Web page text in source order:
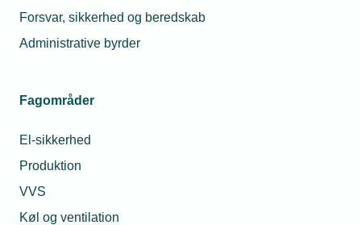
Forsvar, sikkerhed og beredskab
Administrative byrder
Fagområder
El-sikkerhed
Produktion
VVS
Køl og ventilation